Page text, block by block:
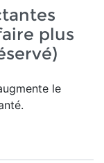
plus
le